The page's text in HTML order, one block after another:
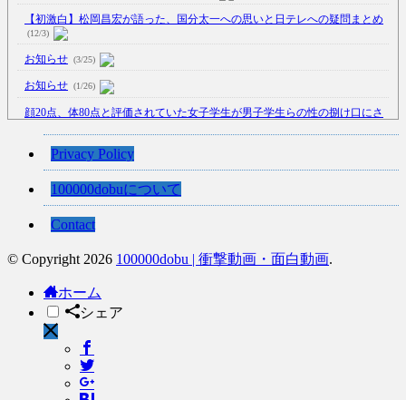
【初激白】松岡昌宏が語った、国分太一への思いと日テレへの疑問まとめ
(12/3)
お知らせ (3/25)
お知らせ (1/26)
顔20点、体80点と評価されていた女子学生が男子学生らの性の捌け口にさ
【中国】処理水の問題化狙うも不発？ASEAN関連会合で賛同広がらず
【韓国】54.1％「IAEA報告書を信用しない」
Powered by livedoor 相互RSS
Privacy Policy
100000dobuについて
Contact
© Copyright 2026 100000dobu | 衝撃動画・面白動画.
ホーム
シェア